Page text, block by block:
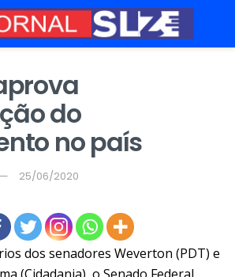
do
no país
25/06/2020
dos senadores Weverton (PDT) e